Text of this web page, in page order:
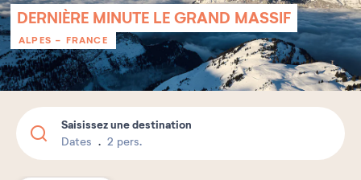
DERNIÈRE MINUTE LE GRAND MASSIF
ALPES - FRANCE
Saisissez une destination
Dates 2 pers.